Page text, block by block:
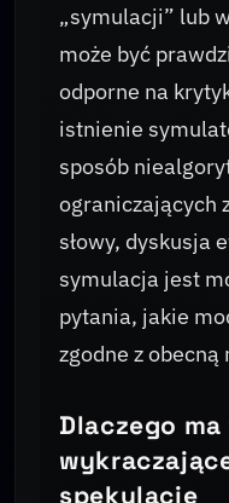
„symulacji” lub
może być
odporne na
istnienie
sposób
ograniczających
słowy, dyskusja
symulacja jest
pytania, jakie
zgodne z
Dlaczego
spekulacje